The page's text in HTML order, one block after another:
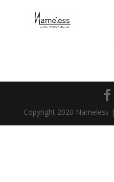
Copyright 2020 Nameless |